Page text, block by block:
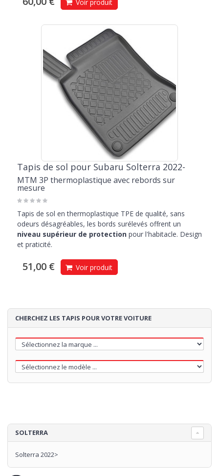
Voir produit
Tapis de sol pour Subaru Solterra 2022-
MTM 3P thermoplastique avec rebords sur
mesure
Tapis de sol en thermoplastique TPE de qualité, sans
odeurs désagréables, les bords surélevés offrent un
niveau supérieur de protection pour l'habitacle. Design
et praticité.
51,00 € Voir produit
CHERCHEZ LES TAPIS POUR VOTRE VOITURE
SOLTERRA
Solterra 2022>